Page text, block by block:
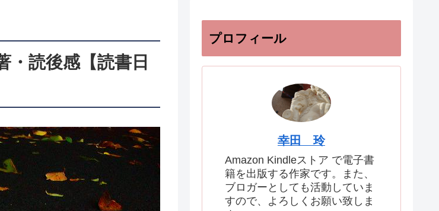
・読後感【読書日
プロフィール
幸田 玲
Amazon Kindleストア で電子書
籍を出版する作家です。また、
ブロガーとしても活動していま
すので、よろしくお願い致しま